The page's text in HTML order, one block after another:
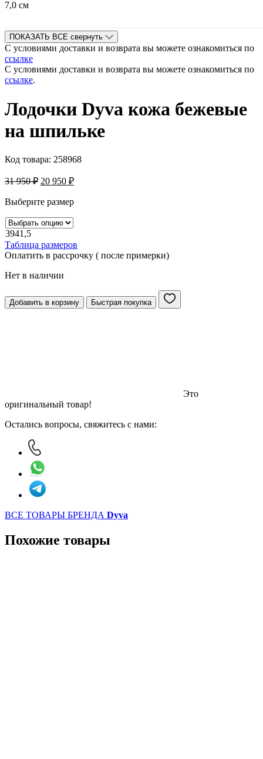
7,0 см
ПОКАЗАТЬ ВСЕ свернуть
С условиями доставки и возврата вы можете ознакомиться по
ссылке
С условиями доставки и возврата вы можете ознакомиться по
ссылке.
Лодочки Dyva кожа бежевые
на шпильке
Код товара: 258968
31 950₽ 20 950 ₽
Выберите размер
3941,5
Таблица размеров
Оплатить в рассрочку ( после примерки)
Нет в наличии
Добавить в корзину Быстрая покупка
Это
оригинальный товар!
Остались вопросы, свяжитесь с нами:
ВСЕ ТОВАРЫ БРЕНДА Dyva
Похожие товары